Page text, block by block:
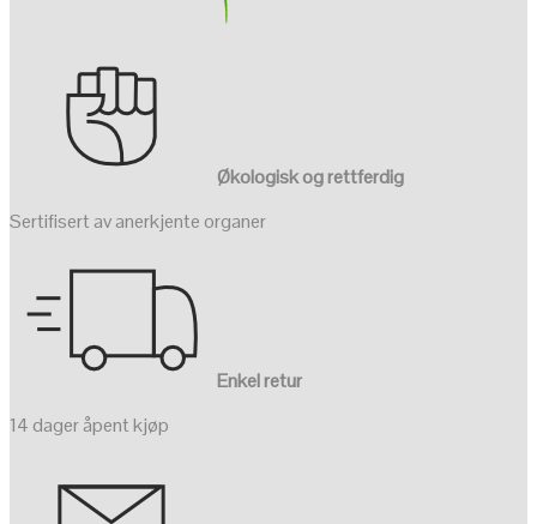
Økologisk og rettferdig
Sertifisert av anerkjente organer
Enkel retur
14 dager åpent kjøp